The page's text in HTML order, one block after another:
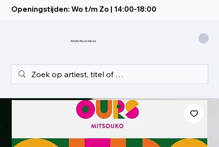
Openingstijden: Wo t/m Zo | 14:00-18:00
Artistic Recordstore